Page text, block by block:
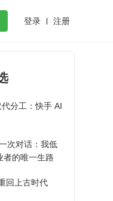
登录 注册
分工：快手 AI
次对话：我低
者的唯一生路
回上古时代